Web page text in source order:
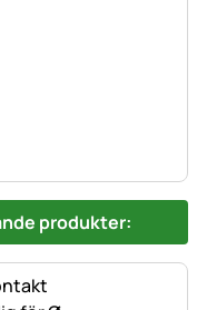
produkter: